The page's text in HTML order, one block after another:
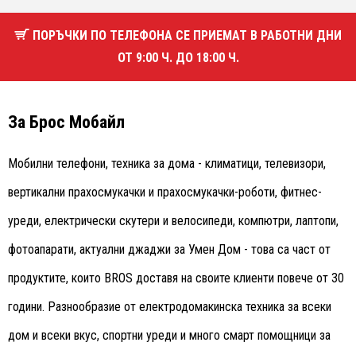
ПОРЪЧКИ ПО ТЕЛЕФОНА СЕ ПРИЕМАТ В РАБОТНИ ДНИ
ОТ 9:00 Ч. ДО 18:00 Ч.
За Брос Мобайл
Мобилни телефони, техника за дома - климатици, телевизори,
вертикални прахосмукачки и прахосмукачки-роботи, фитнес-
уреди, електрически скутери и велосипеди, компютри, лаптопи,
фотоапарати, актуални джаджи за Умен Дом - това са част от
продуктите, които BROS доставя на своите клиенти повече от 30
години. Разнообразие от електродомакинска техника за всеки
дом и всеки вкус, спортни уреди и много смарт помощници за